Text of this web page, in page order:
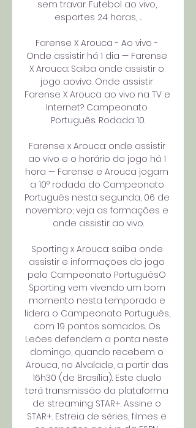
sem travar. Futebol ao vivo,
esportes 24 horas, ...
Farense X Arouca - Ao vivo -
Onde assistir há 1 dia — Farense
X Arouca: Saiba onde assistir o
jogo aovivo. Onde assistir
Farense X Arouca ao vivo na TV e
Internet? Campeonato
Português. Rodada 10.
Farense x Arouca: onde assistir
ao vivo e o horário do jogo há 1
hora — Farense e Arouca jogam
a 10° rodada do Campeonato
Português nesta segunda, 06 de
novembro; veja as formações e
onde assistir ao vivo.
Sporting x Arouca: saiba onde
assistir e informações do jogo
pelo Campeonato PortuguêsO
Sporting vem vivendo um bom
momento nesta temporada e
lidera o Campeonato Português,
com 19 pontos somados. Os
Leões defendem a ponta neste
domingo, quando recebem o
Arouca, no Alvalade, a partir das
16h30 (de Brasília). Este duelo
terá transmissão da plataforma
de streaming STAR+. Assine o
STAR+. Estreia de séries, filmes e